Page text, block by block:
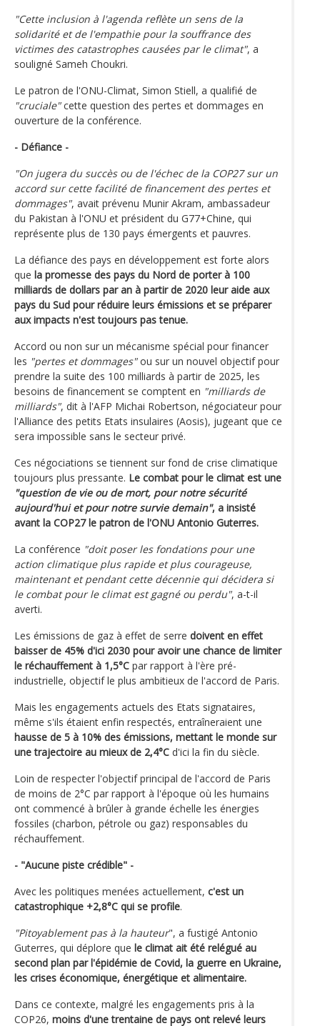
"Cette inclusion à l'agenda reflète un sens de la
solidarité et de l'empathie pour la souffrance des
victimes des catastrophes causées par le climat", a
souligné Sameh Choukri.
Le patron de l'ONU-Climat, Simon Stiell, a qualifié de
"cruciale"cette question des pertes et dommages en
ouverture de la conférence.
- Défiance -
"On jugera du succès ou de l'échec de la COP27 sur un
accord sur cette facilité de financement des pertes et
dommages", avait prévenu Munir Akram, ambassadeur
du Pakistan à l'ONU et président du G77+Chine, qui
représente plus de 130 pays émergents et pauvres.
La défiance des pays en développement est forte alors
que la promesse des pays du Nord de porter à 100
milliards de dollars par an à partir de 2020 leur aide aux
pays du Sud pour réduire leurs émissions et se préparer
aux impacts n'est toujours pas tenue.
Accord ou non sur un mécanisme spécial pour financer
les "pertes et dommages"ou sur un nouvel objectif pour
prendre la suite des 100 milliards à partir de 2025, les
besoins de financement se comptent en "milliards de
milliards", dit à l'AFP Michai Robertson, négociateur pour
l'Alliance des petits Etats insulaires (Aosis), jugeant que ce
sera impossible sans le secteur privé.
Ces négociations se tiennent sur fond de crise climatique
toujours plus pressante. Le combat pour le climat est une
"question de vie ou de mort, pour notre sécurité
aujourd'hui et pour notre survie demain", a insisté
avant la COP27 le patron de l'ONU Antonio Guterres.
La conférence "doit poser les fondations pour une
action climatique plus rapide et plus courageuse,
maintenant et pendant cette décennie qui décidera si
le combat pour le climat est gagné ou perdu", a-t-il
averti.
Les émissions de gaz à effet de serre doivent en effet
baisser de 45% d'ici 2030 pour avoir une chance de limiter
le réchauffement à 1,5°C par rapport à l'ère pré-
industrielle, objectif le plus ambitieux de l'accord de Paris.
Mais les engagements actuels des Etats signataires,
même s'ils étaient enfin respectés, entraîneraient une
hausse de 5 à 10% des émissions, mettant le monde sur
une trajectoire au mieux de 2,4°C d'ici la fin du siècle.
Loin de respecter l'objectif principal de l'accord de Paris
de moins de 2°C par rapport à l'époque où les humains
ont commencé à brûler à grande échelle les énergies
fossiles (charbon, pétrole ou gaz) responsables du
réchauffement.
- "Aucune piste crédible" -
Avec les politiques menées actuellement, c'est un
catastrophique +2,8°C qui se profile.
"Pitoyablement pas à la hauteur", a fustigé Antonio
Guterres, qui déplore que le climat ait été relégué au
second plan par l'épidémie de Covid, la guerre en Ukraine,
les crises économique, énergétique et alimentaire.
Dans ce contexte, malgré les engagements pris à la
COP26, moins d'une trentaine de pays ont relevé leurs